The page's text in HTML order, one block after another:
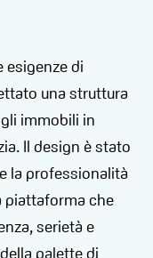
esigenze di
una struttura
immobili in
Il design è stato
la professionalità
piattaforma che
serietà e
palette di